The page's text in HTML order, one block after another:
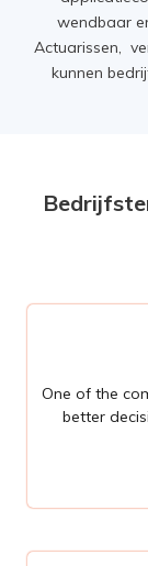
wendbaar
Actuarissen,
kunnen
One of the
better